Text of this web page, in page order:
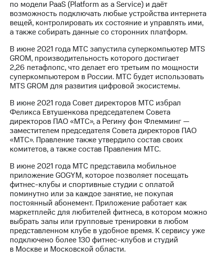
по модели PaaS (Platform as a Service) и даёт
возможность подключать любые устройства интернета
вещей, контролировать их состояние и управлять ими,
а также собирать данные со сторонних платформ.
В июне 2021 года МТС запустила суперкомпьютер MTS
GROM, производительность которого достигает
2,26 петафлопс, что делает его третьим по мощности
суперкомпьютером в России. МТС будет использовать
MTS GROM для развития цифровой экосистемы.
В июне 2021 года Совет директоров МТС избрал
Феликса Евтушенкова председателем Совета
директоров ПАО «МТС», а Регину фон Флемминг —
заместителем председателя Совета директоров ПАО
«МТС». Правление также утвердило состав своих
комитетов, а также состав Правления МТС.
В июне 2021 года МТС представила мобильное
приложение GOGYM, которое позволяет посещать
фитнес-клубы и спортивные студии с оплатой
поминутно или за каждое занятие, не покупая
постоянный абонемент. Приложение работает как
маркетплейс для любителей фитнеса, в котором можно
выбрать залы или групповые тренировки в любом
представленном клубе в удобное время. К сервису уже
подключено более 130 фитнес-клубов и студий
в Москве и Московской области.